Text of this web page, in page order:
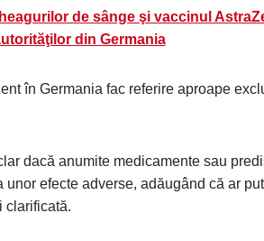
de sânge şi vaccinul
din Germania
în Germania fac referire aproape
dacă anumite medicamente sau
efecte adverse, adăugând că ar
clarificată.